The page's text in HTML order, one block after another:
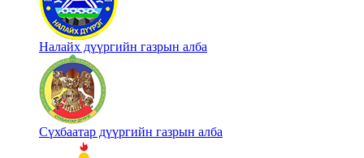
Налайх дүүргийн газрын алба
Сүхбаатар дүүргийн газрын алба